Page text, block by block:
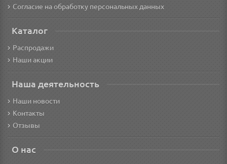
Согласие на обработку персональных данных
Каталог
Распродажи
Наши акции
Наша деятельность
Наши новости
Контакты
Отзывы
О нас